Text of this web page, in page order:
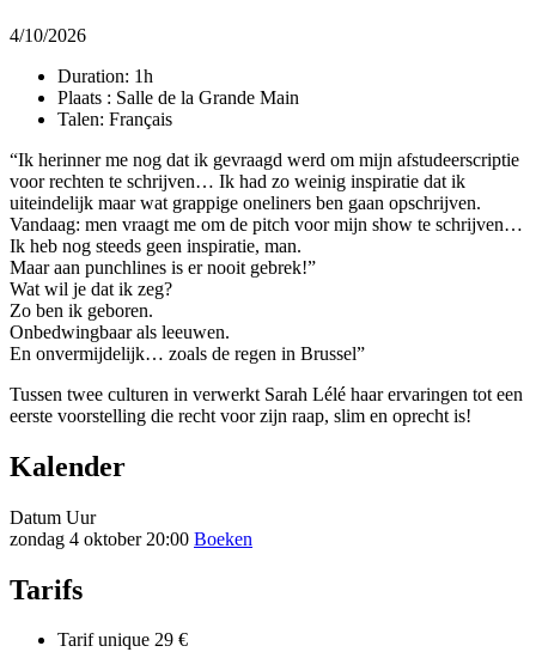
4/10/2026
Duration: 1h
Plaats : Salle de la Grande Main
Talen: Français
“Ik herinner me nog dat ik gevraagd werd om mijn afstudeerscriptie
voor rechten te schrijven… Ik had zo weinig inspiratie dat ik
uiteindelijk maar wat grappige oneliners ben gaan opschrijven.
Vandaag: men vraagt me om de pitch voor mijn show te schrijven…
Ik heb nog steeds geen inspiratie, man.
Maar aan punchlines is er nooit gebrek!”
Wat wil je dat ik zeg?
Zo ben ik geboren.
Onbedwingbaar als leeuwen.
En onvermijdelijk… zoals de regen in Brussel”
Tussen twee culturen in verwerkt Sarah Lélé haar ervaringen tot een
eerste voorstelling die recht voor zijn raap, slim en oprecht is!
Kalender
Datum Uur
zondag 4 oktober 20:00 Boeken
Tarifs
Tarif unique 29 €